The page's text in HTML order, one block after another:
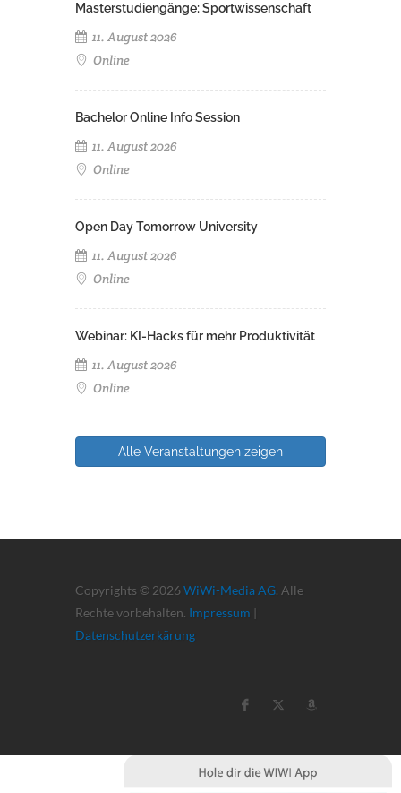
Masterstudiengänge: Sportwissenschaft
11. August 2026
Online
Bachelor Online Info Session
11. August 2026
Online
Open Day Tomorrow University
11. August 2026
Online
Webinar: KI-Hacks für mehr Produktivität
11. August 2026
Online
Alle Veranstaltungen zeigen
Copyrights © 2026 WiWi-Media AG. Alle
Rechte vorbehalten. Impressum |
Datenschutzerkärung